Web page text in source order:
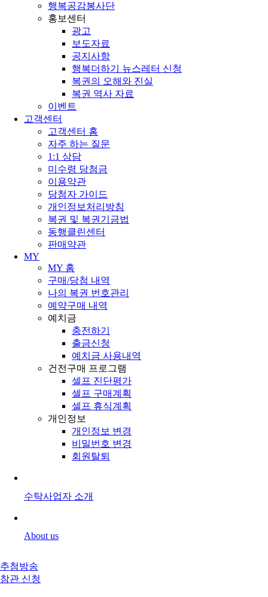
행복공감봉사단
홍보센터
광고
보도자료
공지사항
행복더하기 뉴스레터 신청
복권의 오해와 진실
복권 역사 자료
이벤트
고객센터
고객센터 홈
자주 하는 질문
1:1 상담
미수령 당첨금
이용약관
당첨자 가이드
개인정보처리방침
복권 및 복권기금법
동행클린센터
판매약관
MY
MY 홈
구매/당첨 내역
나의 복권 번호관리
예약구매 내역
예치금
충전하기
출금신청
예치금 사용내역
건전구매 프로그램
셀프 진단평가
셀프 구매계획
셀프 휴식계획
개인정보
개인정보 변경
비밀번호 변경
회원탈퇴
수탁사업자 소개
About us
추첨방송
참관 신청